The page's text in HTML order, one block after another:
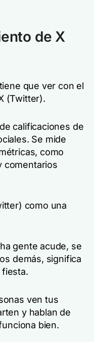
de X
que ver con el
(Twitter).
calificaciones de
Se mide
como
comentarios
como una
gente acude, se
demás, significa
fiesta.
ven tus
y hablan de
bien.